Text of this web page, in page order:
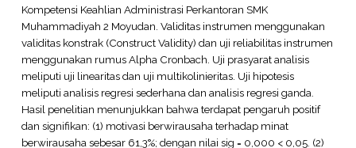
Kompetensi Keahlian Administrasi Perkantoran SMK
Muhammadiyah 2 Moyudan. Validitas instrumen menggunakan
validitas konstrak (Construct Validity) dan uji reliabilitas instrumen
menggunakan rumus Alpha Cronbach. Uji prasyarat analisis
meliputi uji linearitas dan uji multikolinieritas. Uji hipotesis
meliputi analisis regresi sederhana dan analisis regresi ganda.
Hasil penelitian menunjukkan bahwa terdapat pengaruh positif
dan signifikan: (1) motivasi berwirausaha terhadap minat
berwirausaha sebesar 61,3%; dengan nilai sig = 0,000 < 0,05. (2)